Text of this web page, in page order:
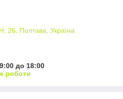
26, Полтава, Україна
до 18:00
роботи